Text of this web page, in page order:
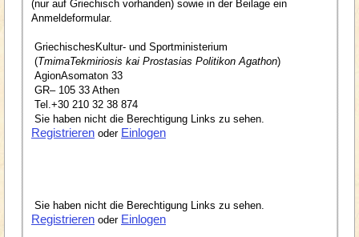
(nur auf Griechisch vorhanden) sowie in der Beilage ein
Anmeldeformular.
GriechischesKultur- und Sportministerium
(TmimaTekmiriosis kai Prostasias Politikon Agathon)
AgionAsomaton 33
GR– 105 33 Athen
Tel.+30 210 32 38 874
Sie haben nicht die Berechtigung Links zu sehen.
Registrieren oder Einlogen
Sie haben nicht die Berechtigung Links zu sehen.
Registrieren oder Einlogen